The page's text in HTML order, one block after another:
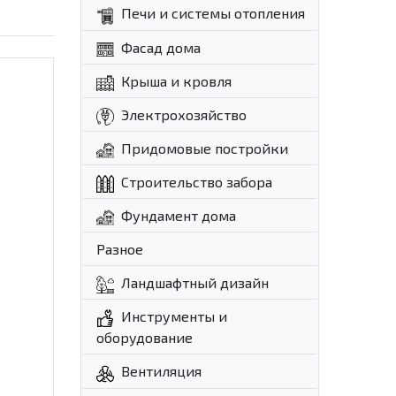
Печи и системы отопления
Фасад дома
Крыша и кровля
Электрохозяйство
Придомовые постройки
Строительство забора
Фундамент дома
Разное
Ландшафтный дизайн
Инструменты и
оборудование
Вентиляция